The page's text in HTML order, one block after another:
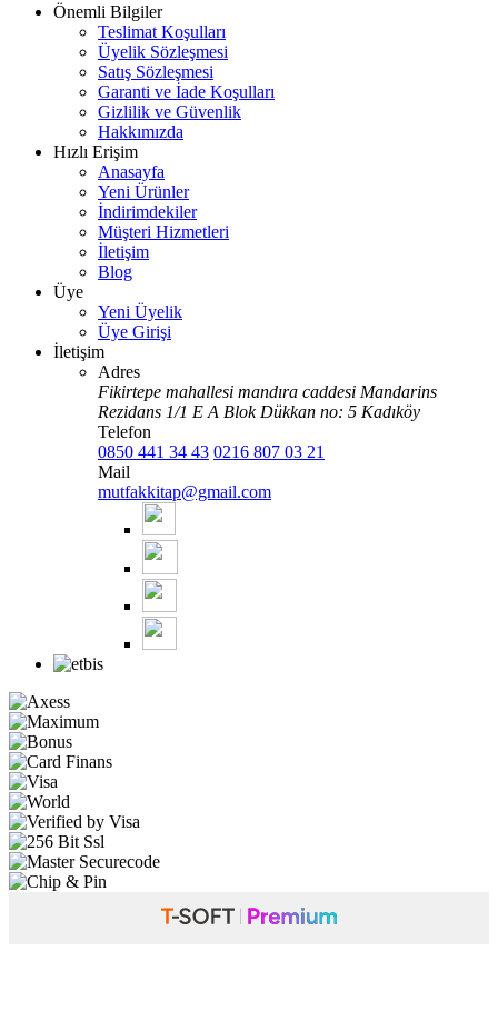
Önemli Bilgiler
Teslimat Koşulları
Üyelik Sözleşmesi
Satış Sözleşmesi
Garanti ve İade Koşulları
Gizlilik ve Güvenlik
Hakkımızda
Hızlı Erişim
Anasayfa
Yeni Ürünler
İndirimdekiler
Müşteri Hizmetleri
İletişim
Blog
Üye
Yeni Üyelik
Üye Girişi
İletişim
Adres
Fikirtepe mahallesi mandıra caddesi Mandarins
Rezidans 1/1 E A Blok Dükkan no: 5 Kadıköy
Telefon
0850 441 34 43 0216 807 03 21
Mail
mutfakkitap@gmail.com